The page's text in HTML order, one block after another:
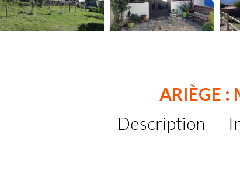
ARIÈGE :
Description